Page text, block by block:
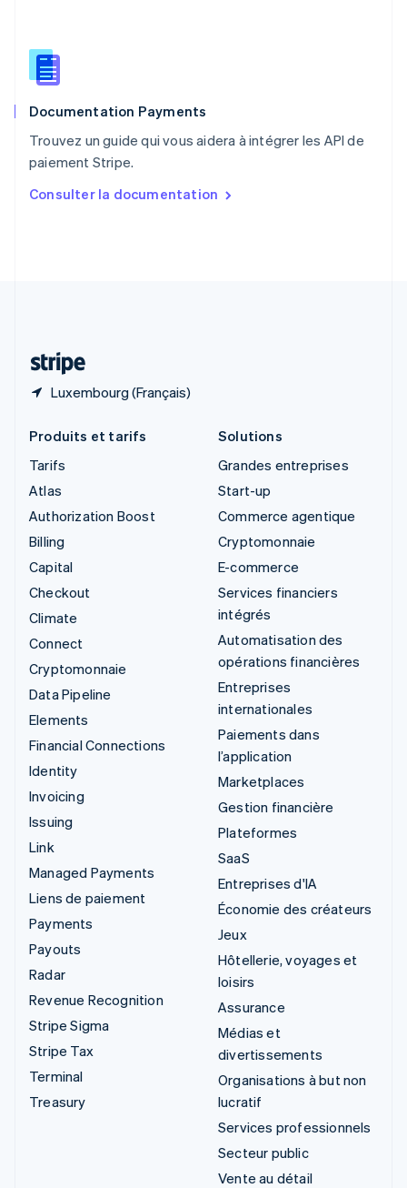
Documentation Payments
Trouvez un guide qui vous aidera à intégrer les API de
paiement Stripe.
Consulter la documentation
Luxembourg (Français)
English
Roumanie
Royaume-Uni
Singapour
English 简体中文
English
Produits et tarifs
Tarifs
Atlas
Authorization Boost
Billing
Capital
Checkout
Climate
Connect
Cryptomonnaie
Data Pipeline
Elements
Financial Connections
Identity
Invoicing
Issuing
Link
Managed Payments
Liens de paiement
Payments
Payouts
Radar
Revenue Recognition
Stripe Sigma
Stripe Tax
Terminal
Treasury
Solutions
Grandes entreprises
Start-up
Commerce agentique
Cryptomonnaie
E-commerce
Services financiers
intégrés
Automatisation des
opérations financières
Entreprises
internationales
Paiements dans
l’application
Marketplaces
Gestion financière
Plateformes
SaaS
Entreprises d'IA
Économie des créateurs
Jeux
Hôtellerie, voyages et
loisirs
Assurance
Médias et
divertissements
Organisations à but non
lucratif
Services professionnels
Secteur public
Vente au détail